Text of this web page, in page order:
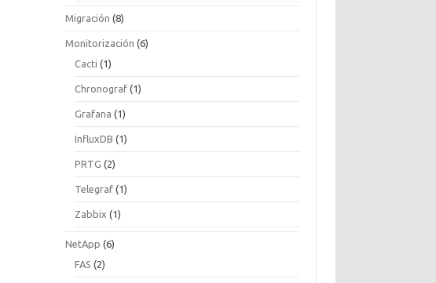
Migración (8)
Monitorización (6)
Cacti (1)
Chronograf (1)
Grafana (1)
InfluxDB (1)
PRTG (2)
Telegraf (1)
Zabbix (1)
NetApp (6)
FAS (2)